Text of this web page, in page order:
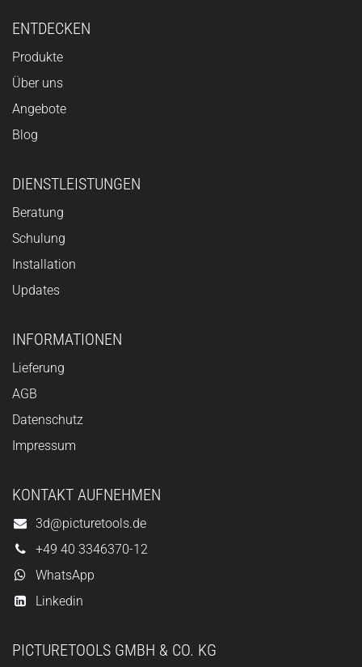
ENTDECKEN
Produkte
Über uns
Angebote
Blog
DIENSTLEISTUNGEN
Beratung
Schulung
Installation
Updates
INFORMATIONEN
Lieferung
AGB
Datenschutz
Impressum
KONTAKT AUFNEHMEN
3d@picturetools.de
+49 40 3346370-12
WhatsApp
Linkedin
PICTURETOOLS GMBH & CO. KG